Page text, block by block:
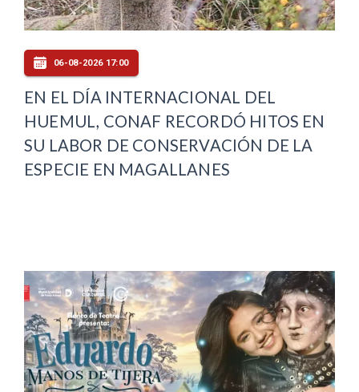
06-08-2026 17:00
EN EL DÍA INTERNACIONAL DEL
HUEMUL, CONAF RECORDÓ HITOS EN
SU LABOR DE CONSERVACIÓN DE LA
ESPECIE EN MAGALLANES